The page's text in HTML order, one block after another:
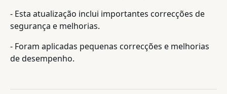
- Esta atualização inclui importantes correcções de
segurança e melhorias.
- Foram aplicadas pequenas correcções e melhorias
de desempenho.